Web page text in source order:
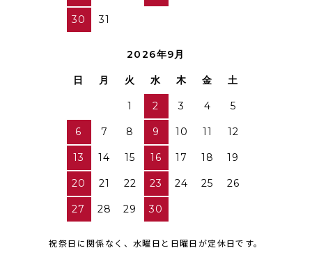
30 31
2026年9月
日 月 火 水 木 金 土
1 2 3 4 5
6 7 8 9 10 11 12
13 14 15 16 17 18 19
20 21 22 23 24 25 26
27 28 29 30
祝祭日に関係なく、水曜日と日曜日が定休日です。